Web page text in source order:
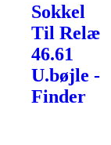
Sokkel
Til Relæ
46.61
U.bøjle -
Finder